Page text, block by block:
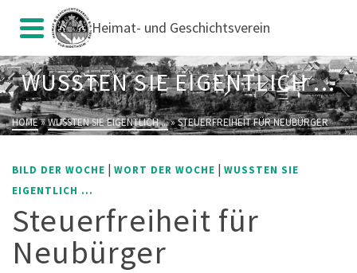
Heimat- und Geschichtsverein
WUSSTEN SIE EIGENTLICH ...
HOME»WUSSTEN SIE EIGENTLICH ...»STEUERFREIHEIT FÜR NEUBÜRGER
BILD DER WOCHE | WORT DER WOCHE | WUSSTEN SIE
EIGENTLICH ...
Steuerfreiheit für
Neubürger